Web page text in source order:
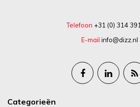
Telefoon +31 (0) 314
E-mail info@dizz.nl
Categorieën